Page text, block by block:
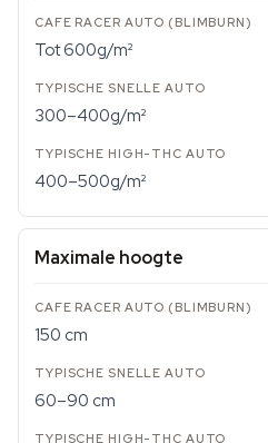
Tot 600g/m²
300–400g/m²
400–500g/m²
Maximale hoogte
150 cm
60–90 cm